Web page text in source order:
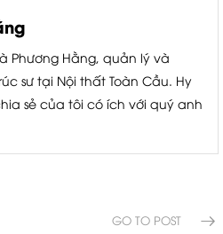
Phương Hằng, quản lý và
sư tại Nội thất Toàn Cầu. Hy
sẻ của tôi có ích với quý anh
GO TO POST